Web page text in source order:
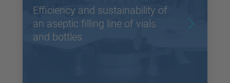
Efficiency and sustainability of
an aseptic filling line of vials
and bottles